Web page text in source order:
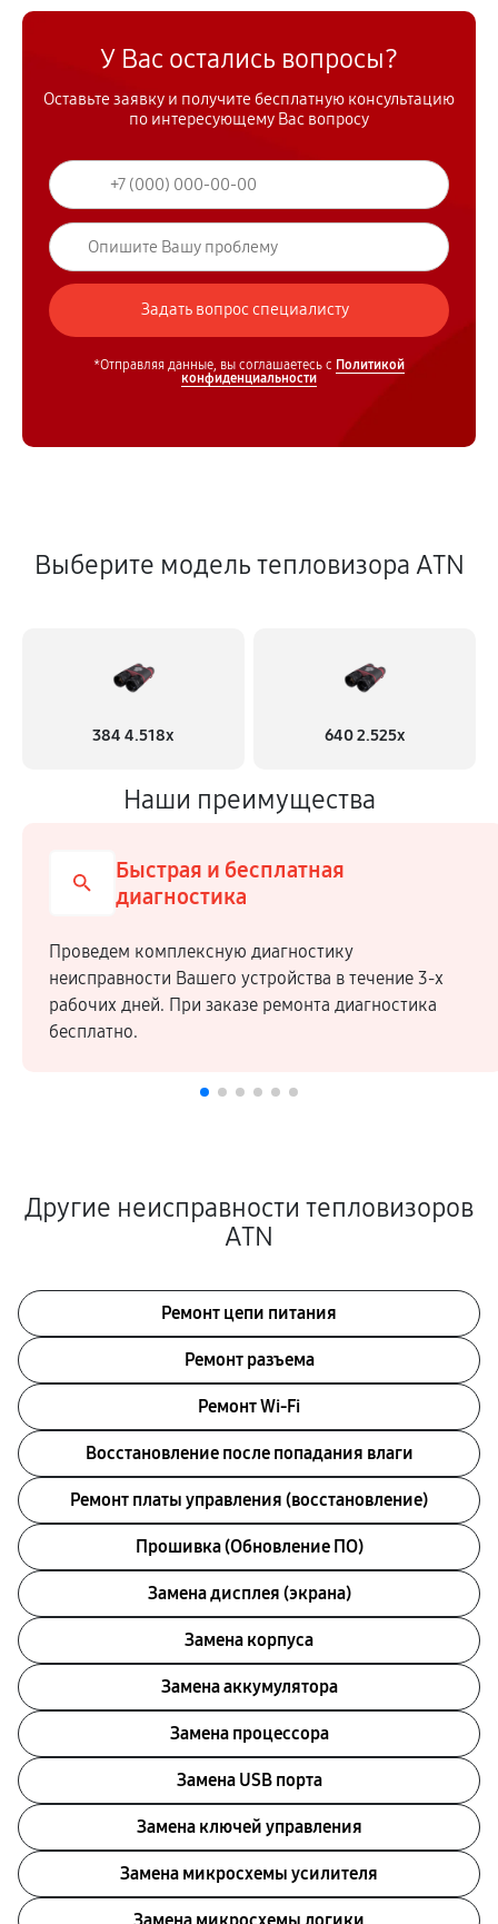
У Вас остались вопросы?
Оставьте заявку и получите бесплатную консультацию
по интересующему Вас вопросу
*Отправляя данные, вы соглашаетесь с Политикой
конфиденциальности
Выберите модель тепловизора ATN
384 4.518x 640 2.525x
Наши преимущества
Быстрая и бесплатная
диагностика
Проведем комплексную диагностику
неисправности Вашего устройства в течение 3-х
рабочих дней. При заказе ремонта диагностика
бесплатно.
Другие неисправности тепловизоров
ATN
Ремонт цепи питания
Ремонт разъема
Ремонт Wi-Fi
Восстановление после попадания влаги
Ремонт платы управления (восстановление)
Прошивка (Обновление ПО)
Замена дисплея (экрана)
Замена корпуса
Замена аккумулятора
Замена процессора
Замена USB порта
Замена ключей управления
Замена микросхемы усилителя